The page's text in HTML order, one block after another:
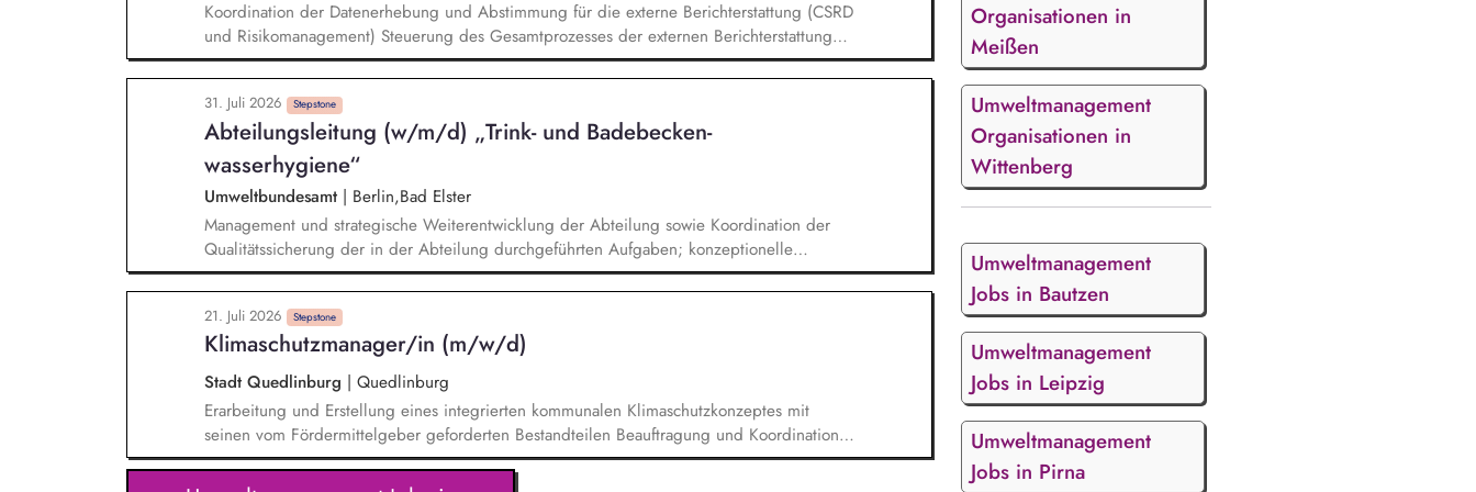
Koordination der Datenerhebung und Abstimmung für die externe Berichterstattung (CSRD
und Risikomanagement) Steuerung des Gesamtprozesses der externen Berichterstattung
Sicherstellung einer fristgerechten und qualitativ hochwertigen Umsetzung in
Zusammenarbeit mit den beteiligten Fachbereichen Entwicklung & Einführung des
Berichtssystem CSRD und Risikomanagement Analysieren regulatorischer
Nachhaltigkeitsanforderungen für CSRD sowie entsprechende gesetzliche
Risikomanagement Berichtspflichten Aufbau und Weiterentwicklung von internen
Kontrollsystemen (IKS)
31. Juli 2026 Stepstone
Abteilungs­leitung (w/m/d) „Trink- und Badebecken­
wasserhygiene“
Umweltbundesamt | Berlin,Bad Elster
Management und strategische Weiterentwicklung der Abteilung sowie Koordination der
Qualitätssicherung der in der Abteilung durchgeführten Aufgaben; konzeptionelle
Weiterentwicklung der Trink- und Badebeckenwasserhygiene; d. h. Erkennen neuer
Herausforderungen, vom Forschungsbedarf über die Bewertung gesundheitlicher Risiken
und Empfehlungen für den Regelungsbedarf (z. B. UBA-Empfehlungen, technisches
Regelwerk, WHO Guidance)
21. Juli 2026 Stepstone
Klimaschutzmanager/in (m/w/d)
Stadt Quedlinburg | Quedlinburg
Erarbeitung und Erstellung eines integrierten kommunalen Klimaschutzkonzeptes mit
seinen vom Fördermittelgeber geforderten Bestandteilen Beauftragung und Koordination
von externen Drittanbietern Initiierung, Begleitung und Projektmanagement von
Maßnahmen und Projekten Prüfung und Umsetzung von wirkungsvollen Klimaschutz-
Organisationen in
Meißen
Umweltmanagement
Organisationen in
Wittenberg
Umweltmanagement
Jobs in Bautzen
Umweltmanagement
Jobs in Leipzig
Umweltmanagement
Jobs in Pirna